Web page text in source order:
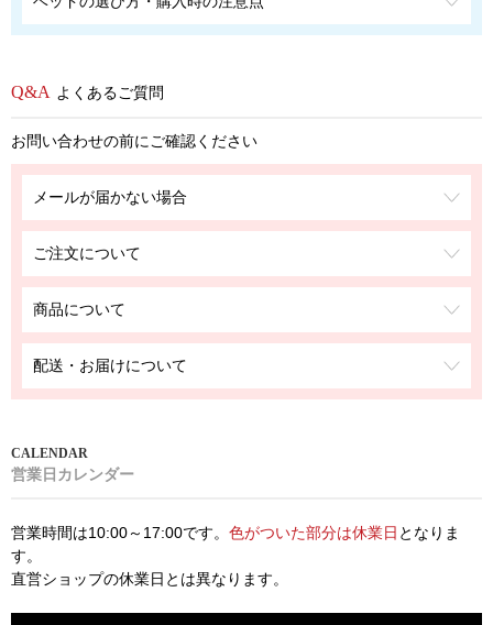
よくあるご質問
お問い合わせの前にご確認ください
メールが届かない場合
ご注文について
商品について
配送・お届けについて
営業日カレンダー
営業時間は10:00～17:00です。 色がついた部分は休業日 となりま
す。
直営ショップの休業日とは異なります。